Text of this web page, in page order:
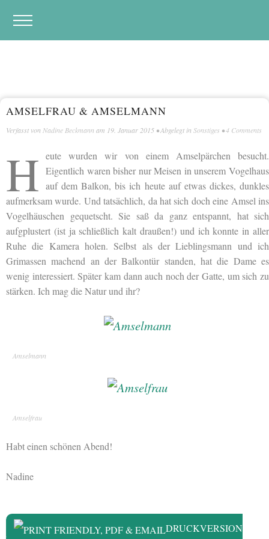
AMSELFRAU & AMSELMANN
Verfasst von Nadine Beckmann am 19. Januar 2015 • Abgelegt in Sonstiges •4 Comments
H eute wurden wir von einem Amselpärchen besucht.
Eigentlich waren bisher nur Meisen in unserem Vogelhaus
auf dem Balkon, bis ich heute auf etwas dickes, dunkles
aufmerksam wurde. Und tatsächlich, da hat sich doch eine Amsel ins
Vogelhäuschen gequetscht. Sie saß da ganz entspannt, hat sich
aufgplustert (ist ja schließlich kalt draußen!) und ich konnte in aller
Ruhe die Kamera holen. Selbst als der Lieblingsmann und ich
Grimassen machend an der Balkontür standen, hat die Dame es
wenig interessiert. Später kam dann auch noch der Gatte, um sich zu
stärken. Ich mag die Natur und ihr?
Amselmann
Amselfrau
Habt einen schönen Abend!
Nadine
DRUCKVERSION